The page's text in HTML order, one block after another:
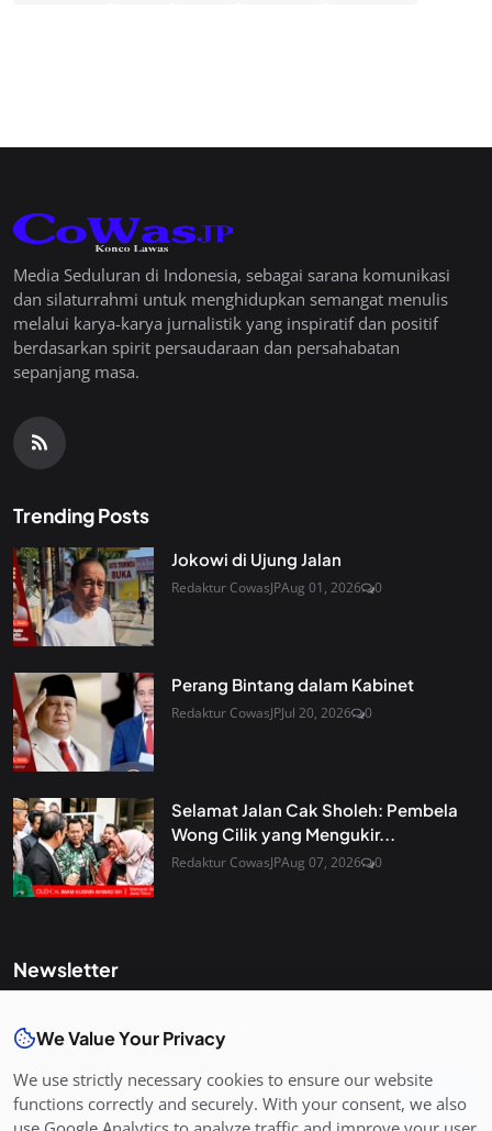
Media Seduluran di Indonesia, sebagai sarana komunikasi
dan silaturrahmi untuk menghidupkan semangat menulis
melalui karya-karya jurnalistik yang inspiratif dan positif
berdasarkan spirit persaudaraan dan persahabatan
sepanjang masa.
Trending Posts
Jokowi di Ujung Jalan
Redaktur CowasJPAug 01, 2026 0
Perang Bintang dalam Kabinet
Redaktur CowasJPJul 20, 2026 0
Selamat Jalan Cak Sholeh: Pembela
Wong Cilik yang Mengukir...
Redaktur CowasJPAug 07, 2026 0
Newsletter
inbox. Sign up for our newsletter.
Join
We Value Your Privacy
We use strictly necessary cookies to ensure our website
functions correctly and securely. With your consent, we also